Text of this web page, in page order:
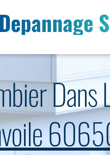
Depannage
Dans